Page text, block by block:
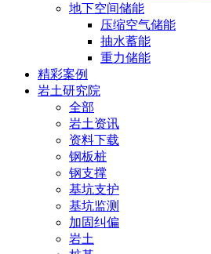
地下空间储能
压缩空气储能
抽水蓄能
重力储能
精彩案例
岩土研究院
全部
岩土资讯
资料下载
钢板桩
钢支撑
基坑支护
基坑监测
加固纠偏
岩土